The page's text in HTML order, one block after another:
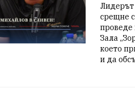
срещне
проведе
Зала
което
и да